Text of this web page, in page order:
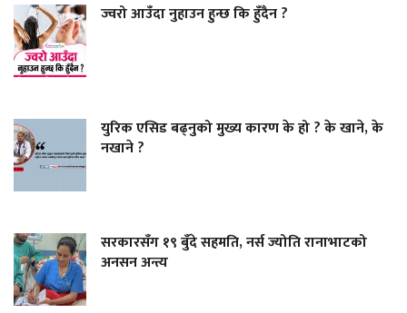
ज्वरो आउँदा नुहाउन हुन्छ कि हुँदैन ?
युरिक एसिड बढ्नुको मुख्य कारण के हो ? के खाने, के
नखाने ?
सरकारसँग १९ बुँदे सहमति, नर्स ज्योति रानाभाटको
अनसन अन्त्य